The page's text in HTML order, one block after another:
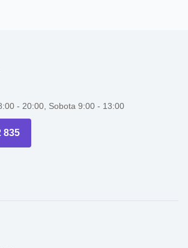
- 20:00, Sobota 9:00 - 13:00